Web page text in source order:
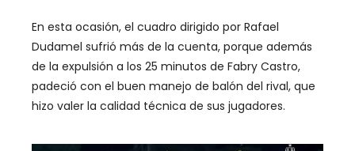
En esta ocasión, el cuadro dirigido por Rafael
Dudamel sufrió más de la cuenta, porque además
de la expulsión a los 25 minutos de Fabry Castro,
padeció con el buen manejo de balón del rival, que
hizo valer la calidad técnica de sus jugadores.